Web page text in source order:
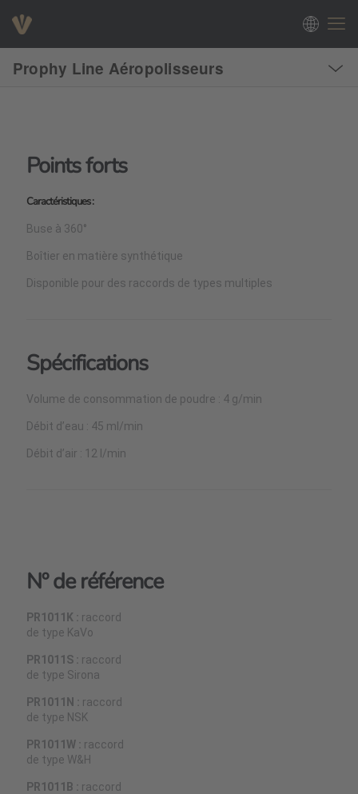
Prophy Line Aéropolisseurs
Points forts
Caractéristiques :
Buse à 360°
Boîtier en matière synthétique
Disponible pour des raccords de types multiples
Spécifications
Volume de consommation de poudre : 4 g/min
Débit d’eau : 45 ml/min
Débit d’air : 12 l/min
Nº de référence
PR1011K : raccord
de type KaVo
PR1011S : raccord
de type Sirona
PR1011N : raccord
de type NSK
PR1011W : raccord
de type W&H
PR1011B : raccord